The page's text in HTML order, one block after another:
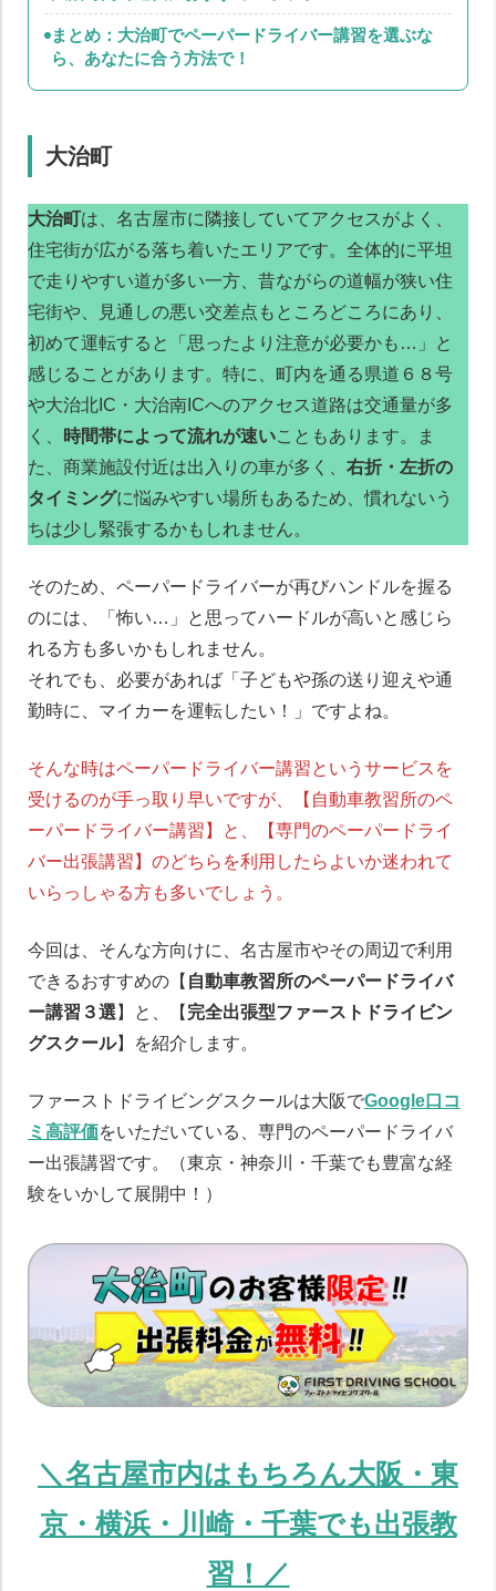
まとめ：大治町でペーパードライバー講習を選ぶな
ら、あなたに合う方法で！
大治町
大治町は、名古屋市に隣接していてアクセスがよく、
住宅街が広がる落ち着いたエリアです。全体的に平坦
で走りやすい道が多い一方、昔ながらの道幅が狭い住
宅街や、見通しの悪い交差点もところどころにあり、
初めて運転すると「思ったより注意が必要かも…」と
感じることがあります。特に、町内を通る県道６８号
や大治北IC・大治南ICへのアクセス道路は交通量が多
く、
時間帯によって流れが速いこともあります。ま
た、商業施設付近は出入りの車が多く、 右折・左折の
タイミングに悩みやすい場所もあるため、慣れないう
ちは少し緊張するかもしれません。
そのため、ペーパードライバーが再びハンドルを握る
のには、「怖い…」と思ってハードルが高いと感じら
れる方も多いかもしれません。
それでも、必要があれば「子どもや孫の送り迎えや通
勤時に、マイカーを運転したい！」ですよね。
そんな時はペーパードライバー講習というサービスを
受けるのが手っ取り早いですが、【自動車教習所のペ
ーパードライバー講習】と、【専門のペーパードライ
バー出張講習】のどちらを利用したらよいか迷われて
いらっしゃる方も多いでしょう。
今回は、そんな方向けに、名古屋市やその周辺で利用
できるおすすめの【 自動車教習所のペーパードライバ
ー講習３選 】と、【 完全出張型ファーストドライビン
グスクール】を紹介します。
ファーストドライビングスクールは大阪でGoogle口コ
ミ高評価をいただいている、専門のペーパードライバ
ー出張講習です。（東京・神奈川・千葉でも豊富な経
験をいかして展開中！）
＼名古屋市内はもちろん大阪・東
京・横浜・川崎・千葉でも出張教
習！／